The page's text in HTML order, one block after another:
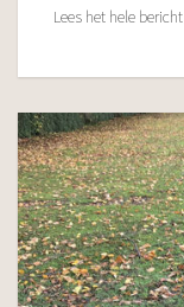
Lees het hele bericht